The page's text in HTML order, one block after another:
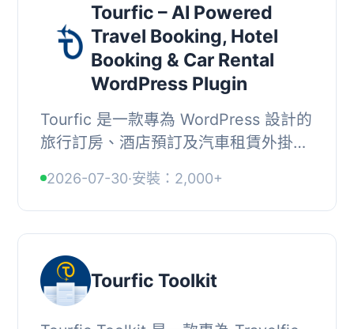
Tourfic – AI Powered
Travel Booking, Hotel
Booking & Car Rental
WordPress Plugin
Tourfic 是一款專為 WordPress 設計的
旅行訂房、酒店預訂及汽車租賃外掛，
Booking.com 或 Airbnb 的網站，並有
效管理線上訂房與支付...
2026-07-30·安裝：2,000+
Tourfic Toolkit